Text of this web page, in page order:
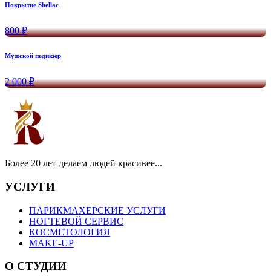
Покрытие Shellac
800 ₽
Мужской педикюр
2 000 ₽
Более 20 лет делаем людей красивее...
УСЛУГИ
ПАРИКМАХЕРСКИЕ УСЛУГИ
НОГТЕВОЙ СЕРВИС
КОСМЕТОЛОГИЯ
MAKE-UP
О СТУДИИ